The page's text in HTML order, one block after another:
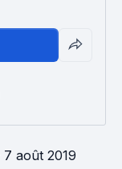
7 août 2019